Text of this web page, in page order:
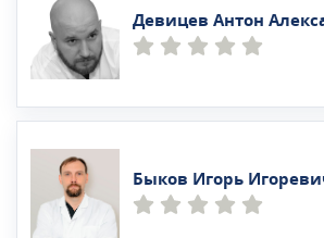
Девицев Антон
Быков Игорь